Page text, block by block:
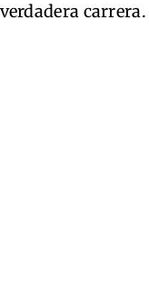
carrera.